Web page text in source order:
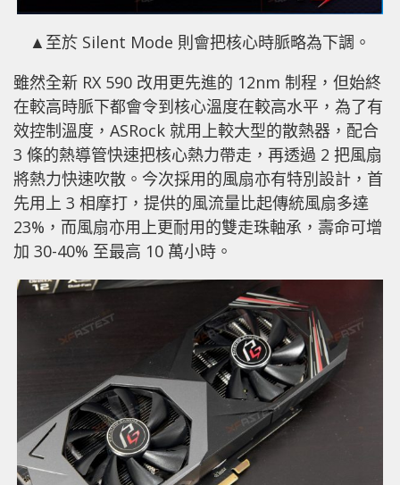
▲ 至於 Silent Mode 則會把核心時脈略為下調。
雖然全新 RX 590 改用更先進的 12nm 制程，但始終
在較高時脈下都會令到核心溫度在較高水平，為了有
效控制溫度，ASRock 就用上較大型的散熱器，配合
3 條的熱導管快速把核心熱力帶走，再透過 2 把風扇
將熱力快速吹散。今次採用的風扇亦有特別設計，首
先用上 3 相摩打，提供的風流量比起傳統風扇多達
23%，而風扇亦用上更耐用的雙走珠軸承，壽命可增
加 30-40% 至最高 10 萬小時。